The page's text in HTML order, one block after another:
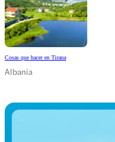
Cosas que hacer en Tirana
Albania